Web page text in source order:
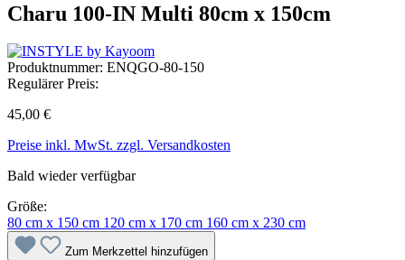
Charu 100-IN Multi 80cm x 150cm
Produktnummer: ENQGO-80-150
Regulärer Preis:
45,00 €
Preise inkl. MwSt. zzgl. Versandkosten
Bald wieder verfügbar
Größe:
80 cm x 150 cm 120 cm x 170 cm 160 cm x 230 cm
Zum Merkzettel hinzufügen